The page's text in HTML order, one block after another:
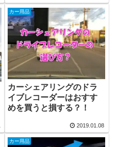
カー用品
カーシェアリングのドラ
イブレコーダーはおすす
めを買うと損する？！
2019.01.08
カー用品